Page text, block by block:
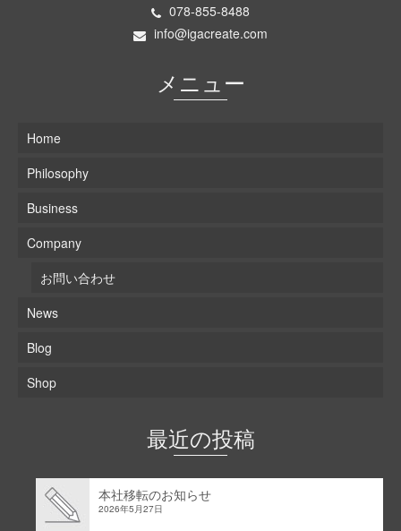
078-855-8488
info@igacreate.com
メニュー
Home
Philosophy
Business
Company
お問い合わせ
News
Blog
Shop
最近の投稿
本社移転のお知らせ
2026年5月27日